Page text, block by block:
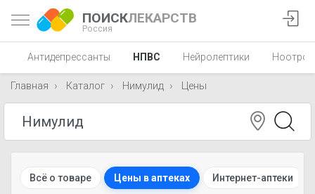
ПОИСКЛЕКАРСТВ
Россия
Антидепрессанты НПВС Нейролептики
Главная Каталог Нимулид Цены
Всё о товаре Цены в аптеках Интернет-аптеки